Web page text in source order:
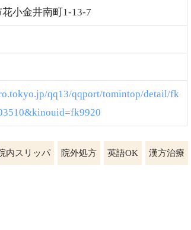
小金井南町1-13-7
qq13/qqport/tomintop/detail/fk
内スリッパ 院外処方 英語OK 漢方治療